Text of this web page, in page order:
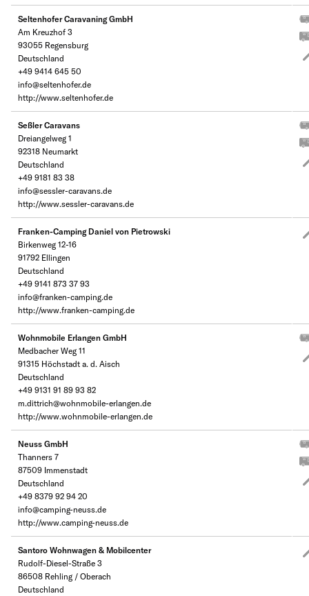
Seltenhofer Caravaning GmbH
Am Kreuzhof 3
93055 Regensburg
Deutschland
+49 9414 645 50
info@seltenhofer.de
http://www.seltenhofer.de
Seßler Caravans
Dreiangelweg 1
92318 Neumarkt
Deutschland
+49 9181 83 38
info@sessler-caravans.de
http://www.sessler-caravans.de
Franken-Camping Daniel von Pietrowski
Birkenweg 12-16
91792 Ellingen
Deutschland
+49 9141 873 37 93
info@franken-camping.de
http://www.franken-camping.de
Wohnmobile Erlangen GmbH
Medbacher Weg 11
91315 Höchstadt a. d. Aisch
Deutschland
+49 9131 91 89 93 82
m.dittrich@wohnmobile-erlangen.de
http://www.wohnmobile-erlangen.de
Neuss GmbH
Thanners 7
87509 Immenstadt
Deutschland
+49 8379 92 94 20
info@camping-neuss.de
http://www.camping-neuss.de
Santoro Wohnwagen & Mobilcenter
Rudolf-Diesel-Straße 3
86508 Rehling / Oberach
Deutschland